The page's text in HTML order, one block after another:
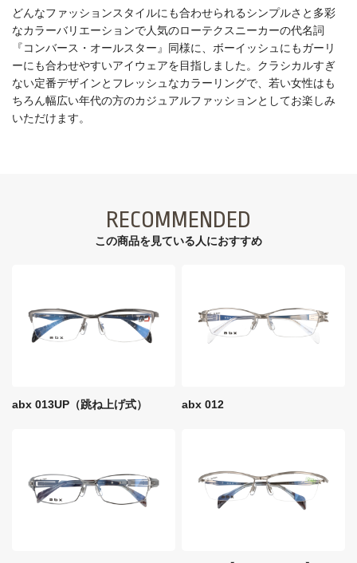
どんなファッションスタイルにも合わせられるシンプルさと多彩
なカラーバリエーションで人気のローテクスニーカーの代名詞
『コンバース・オールスター』同様に、ボーイッシュにもガーリ
ーにも合わせやすいアイウェアを目指しました。クラシカルすぎ
ない定番デザインとフレッシュなカラーリングで、若い女性はも
ちろん幅広い年代の方のカジュアルファッションとしてお楽しみ
いただけます。
RECOMMENDED
この商品を見ている⼈におすすめ
abx 013UP（跳ね上げ式） abx 012